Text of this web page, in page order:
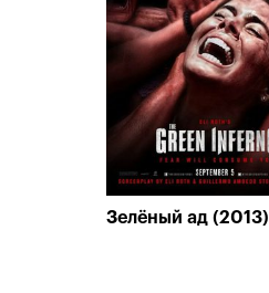
Зелёный ад (2013)